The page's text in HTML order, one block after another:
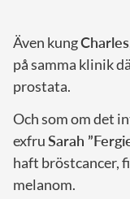
Även kungCharles
på samma klinik
prostata.
Och som om det
exfruSarah
haft bröstcancer,
melanom.